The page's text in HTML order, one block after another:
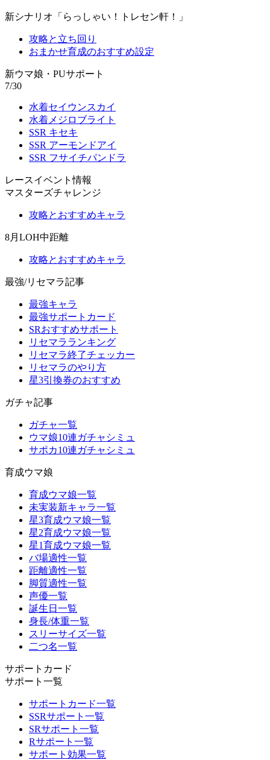
新シナリオ「らっしゃい！トレセン軒！」
攻略と立ち回り
おまかせ育成のおすすめ設定
新ウマ娘・PUサポート
7/30
水着セイウンスカイ
水着メジロブライト
SSR キセキ
SSR アーモンドアイ
SSR フサイチパンドラ
レースイベント情報
マスターズチャレンジ
攻略とおすすめキャラ
8月LOH中距離
攻略とおすすめキャラ
最強/リセマラ記事
最強キャラ
最強サポートカード
SRおすすめサポート
リセマラランキング
リセマラ終了チェッカー
リセマラのやり方
星3引換券のおすすめ
ガチャ記事
ガチャ一覧
ウマ娘10連ガチャシミュ
サポカ10連ガチャシミュ
育成ウマ娘
育成ウマ娘一覧
未実装新キャラ一覧
星3育成ウマ娘一覧
星2育成ウマ娘一覧
星1育成ウマ娘一覧
バ場適性一覧
距離適性一覧
脚質適性一覧
声優一覧
誕生日一覧
身長/体重一覧
スリーサイズ一覧
二つ名一覧
サポートカード
サポート一覧
サポートカード一覧
SSRサポート一覧
SRサポート一覧
Rサポート一覧
サポート効果一覧